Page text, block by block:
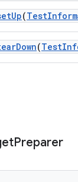
Up(Test
Down(Test
Preparer